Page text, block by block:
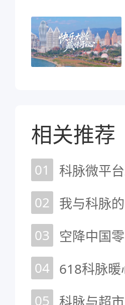
相关推荐
01
02 我与科脉
03
04 618科脉
05